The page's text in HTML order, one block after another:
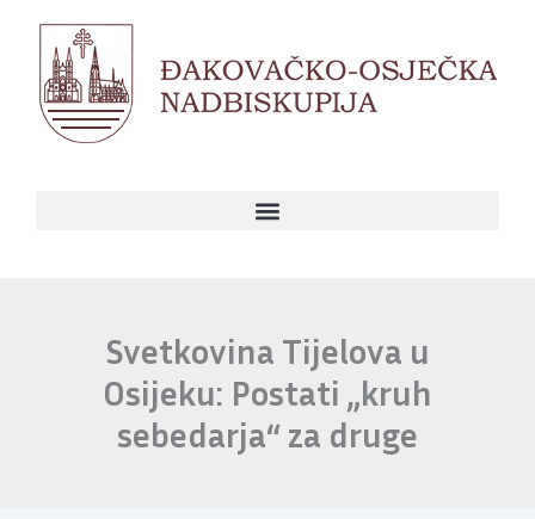
content
Svetkovina Tijelova u
Osijeku: Postati „kruh
sebedarja“ za druge